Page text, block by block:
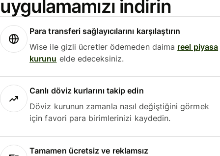
uygulamamızı indirin
Para transferi sağlayıcılarını karşılaştırın
Wise ile gizli ücretler ödemeden daima reel piyasa
kurunu elde edeceksiniz.
Canlı döviz kurlarını takip edin
Döviz kurunun zamanla nasıl değiştiğini görmek
için favori para birimlerinizi kaydedin.
Tamamen ücretsiz ve reklamsız